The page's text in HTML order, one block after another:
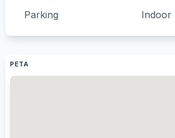
Parking Indoor
PETA